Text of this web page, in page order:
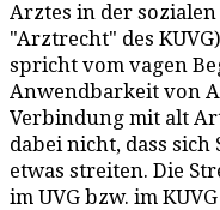
Arztes in der
"Arztrecht" des
spricht vom vagen
Anwendbarkeit von
Verbindung mit alt
dabei nicht, dass sich
etwas streiten. Die
im UVG bzw. im